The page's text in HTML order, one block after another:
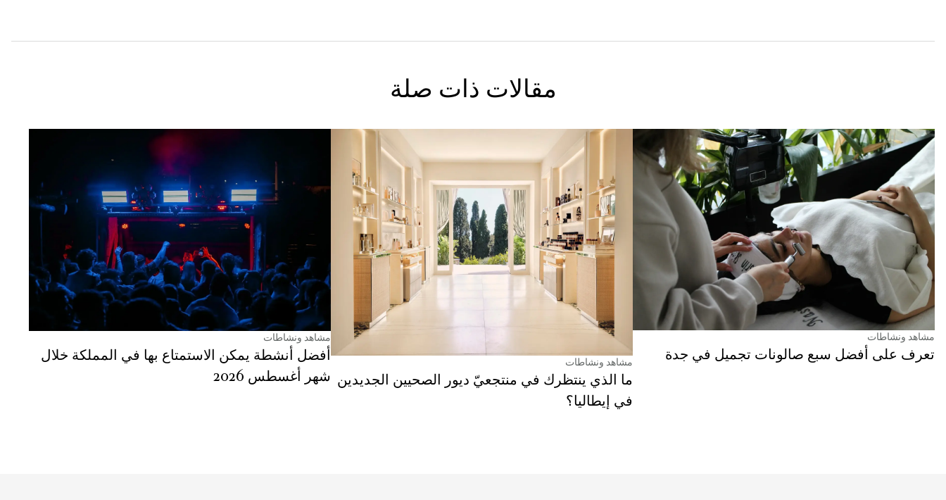
مقالات ذات صلة
مشاهد ونشاطات
تعرف على أفضل سبع صالونات تجميل في جدة
مشاهد ونشاطات
ما الذي ينتظرك في منتجعيّ ديور الصحيين الجديدين
في إيطاليا؟
مشاهد ونشاطات
أفضل أنشطة يمكن الاستمتاع بها في المملكة خلال
شهر أغسطس 2026